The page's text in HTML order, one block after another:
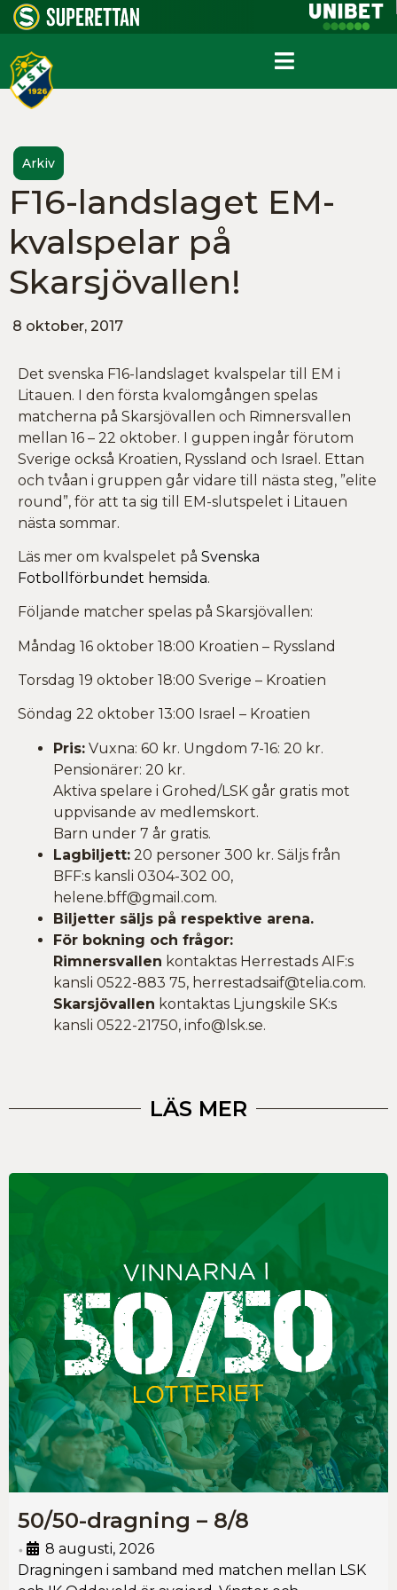
Arkiv
F16-landslaget EM-
kvalspelar på
Skarsjövallen!
8 oktober, 2017
Det svenska F16-landslaget kvalspelar till EM i
Litauen. I den första kvalomgången spelas
matcherna på Skarsjövallen och Rimnersvallen
mellan 16 – 22 oktober. I guppen ingår förutom
Sverige också Kroatien, Ryssland och Israel. Ettan
och tvåan i gruppen går vidare till nästa steg, ”elite
round”, för att ta sig till EM-slutspelet i Litauen
nästa sommar.
Läs mer om kvalspelet på Svenska
Fotbollförbundet hemsida.
Följande matcher spelas på Skarsjövallen:
Måndag 16 oktober 18:00 Kroatien – Ryssland
Torsdag 19 oktober 18:00 Sverige – Kroatien
Söndag 22 oktober 13:00 Israel – Kroatien
Pris: Vuxna: 60 kr. Ungdom 7-16: 20 kr.
Pensionärer: 20 kr.
Aktiva spelare i Grohed/LSK går gratis mot
uppvisande av medlemskort.
Barn under 7 år gratis.
Lagbiljett: 20 personer 300 kr. Säljs från
BFF:s kansli 0304-302 00,
helene.bff@gmail.com.
Biljetter säljs på respektive arena.
För bokning och frågor:
Rimnersvallen kontaktas Herrestads AIF:s
kansli 0522-883 75, herrestadsaif@telia.com.
Skarsjövallen kontaktas Ljungskile SK:s
kansli 0522-21750, info@lsk.se.
LÄS MER
50/50-dragning – 8/8
•
8 augusti, 2026
Dragningen i samband med matchen mellan LSK